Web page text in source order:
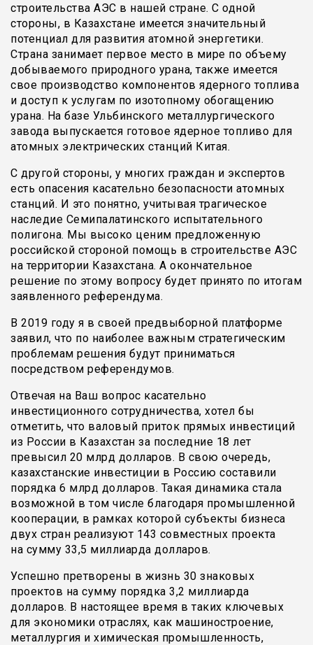
строительства АЭС в нашей стране. С одной
стороны, в Казахстане имеется значительный
потенциал для развития атомной энергетики.
Страна занимает первое место в мире по объему
добываемого природного урана, также имеется
свое производство компонентов ядерного топлива
и доступ к услугам по изотопному обогащению
урана. На базе Ульбинского металлургического
завода выпускается готовое ядерное топливо для
атомных электрических станций Китая.
С другой стороны, у многих граждан и экспертов
есть опасения касательно безопасности атомных
станций. И это понятно, учитывая трагическое
наследие Семипалатинского испытательного
полигона. Мы высоко ценим предложенную
российской стороной помощь в строительстве АЭС
на территории Казахстана. А окончательное
решение по этому вопросу будет принято по итогам
заявленного референдума.
В 2019 году я в своей предвыборной платформе
заявил, что по наиболее важным стратегическим
проблемам решения будут приниматься
посредством референдумов.
Отвечая на Ваш вопрос касательно
инвестиционного сотрудничества, хотел бы
отметить, что валовый приток прямых инвестиций
из России в Казахстан за последние 18 лет
превысил 20 млрд долларов. В свою очередь,
казахстанские инвестиции в Россию составили
порядка 6 млрд долларов. Такая динамика стала
возможной в том числе благодаря промышленной
кооперации, в рамках которой субъекты бизнеса
двух стран реализуют 143 совместных проекта
на сумму 33,5 миллиарда долларов.
Успешно претворены в жизнь 30 знаковых
проектов на сумму порядка 3,2 миллиарда
долларов. В настоящее время в таких ключевых
для экономики отраслях, как машиностроение,
металлургия и химическая промышленность,